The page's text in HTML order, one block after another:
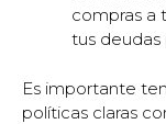
compras a
tus deudas
Es importante
políticas claras